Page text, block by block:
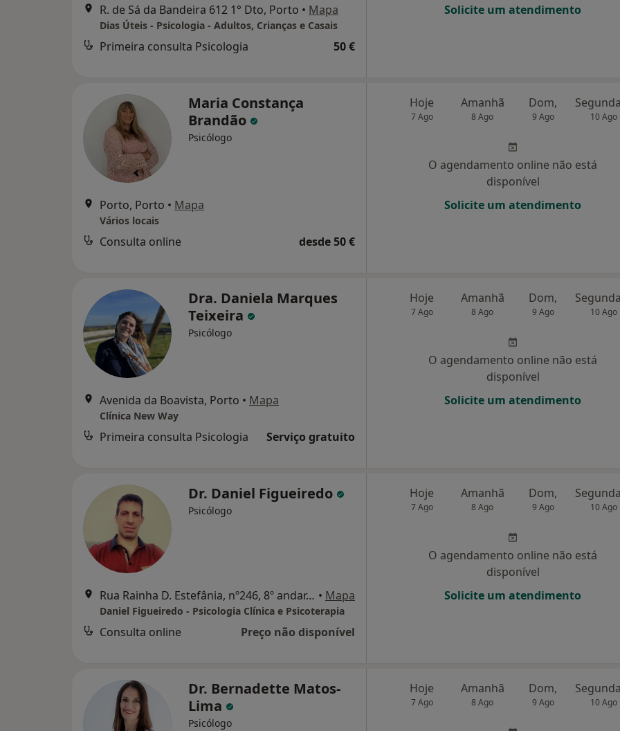
R. de Sá da Bandeira 612 1° Dto, Porto • Mapa
Dias Úteis - Psicologia - Adultos, Crianças e Casais
Primeira consulta Psicologia 50 €
Solicite um atendimento
Maria Constança
Brandão
Psicólogo
Porto, Porto • Mapa
Vários locais
Consulta online desde 50 €
Hoje
7 Ago
Amanhã
8 Ago
Dom,
9 Ago 10 Ago
O agendamento online não está
disponível
Solicite um atendimento
Dra. Daniela Marques
Teixeira
Psicólogo
Avenida da Boavista, Porto • Mapa
Clínica New Way
Primeira consulta Psicologia Serviço gratuito
Hoje
7 Ago
Amanhã
8 Ago
Dom,
9 Ago 10 Ago
O agendamento online não está
disponível
Solicite um atendimento
Dr. Daniel Figueiredo
Psicólogo
Rua Rainha D. Estefânia, nº246, 8º andar, sala 29, Porto • Mapa
Daniel Figueiredo - Psicologia Clínica e Psicoterapia
Consulta online Preço não disponível
Hoje
7 Ago
Amanhã
8 Ago
Dom,
9 Ago 10 Ago
O agendamento online não está
disponível
Solicite um atendimento
Dr. Bernadette Matos-
Lima
Psicólogo
Hoje
7 Ago
Amanhã
8 Ago
Dom,
9 Ago 10 Ago